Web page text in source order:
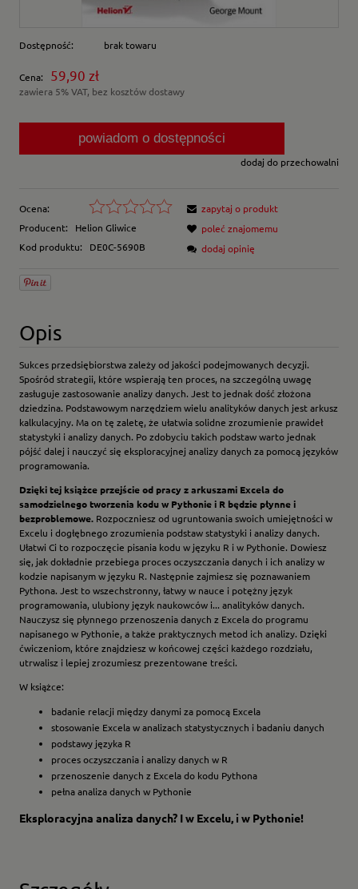
Dostępność: brak towaru
Cena: 59,90 zł
zawiera 5% VAT, bez kosztów dostawy
powiadom o dostępności
dodaj do przechowalni
Ocena:
Producent:
Helion Gliwice
Kod produktu:
DE0C-5690B
zapytaj o produkt
poleć znajomemu
dodaj opinię
Opis
Sukces przedsiębiorstwa zależy od jakości podejmowanych decyzji.
Spośród strategii, które wspierają ten proces, na szczególną uwagę
zasługuje zastosowanie analizy danych. Jest to jednak dość złożona
dziedzina. Podstawowym narzędziem wielu analityków danych jest arkusz
kalkulacyjny. Ma on tę zaletę, że ułatwia solidne zrozumienie prawideł
statystyki i analizy danych. Po zdobyciu takich podstaw warto jednak
pójść dalej i nauczyć się eksploracyjnej analizy danych za pomocą języków
programowania.
Dzięki tej książce przejście od pracy z arkuszami Excela do
samodzielnego tworzenia kodu w Pythonie i R będzie płynne i
bezproblemowe. Rozpoczniesz od ugruntowania swoich umiejętności w
Excelu i dogłębnego zrozumienia podstaw statystyki i analizy danych.
Ułatwi Ci to rozpoczęcie pisania kodu w języku R i w Pythonie. Dowiesz
się, jak dokładnie przebiega proces oczyszczania danych i ich analizy w
kodzie napisanym w języku R. Następnie zajmiesz się poznawaniem
Pythona. Jest to wszechstronny, łatwy w nauce i potężny język
programowania, ulubiony język naukowców i... analityków danych.
Nauczysz się płynnego przenoszenia danych z Excela do programu
napisanego w Pythonie, a także praktycznych metod ich analizy. Dzięki
ćwiczeniom, które znajdziesz w końcowej części każdego rozdziału,
utrwalisz i lepiej zrozumiesz prezentowane treści.
W książce:
badanie relacji między danymi za pomocą Excela
stosowanie Excela w analizach statystycznych i badaniu danych
podstawy języka R
proces oczyszczania i analizy danych w R
przenoszenie danych z Excela do kodu Pythona
pełna analiza danych w Pythonie
Eksploracyjna analiza danych? I w Excelu, i w Pythonie!